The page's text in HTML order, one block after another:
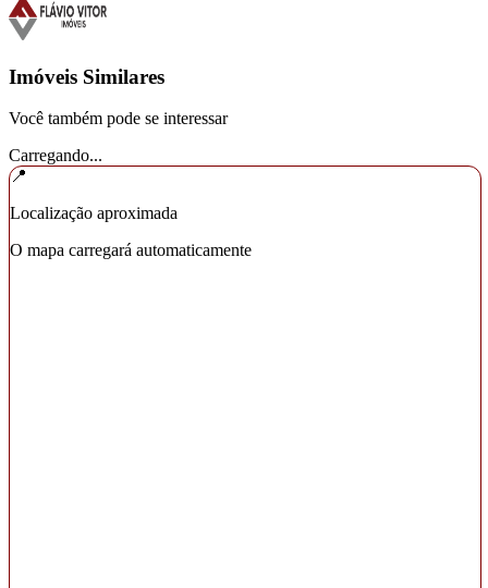
Imóveis Similares
Você também pode se interessar
Carregando...
📍
Localização aproximada
O mapa carregará automaticamente